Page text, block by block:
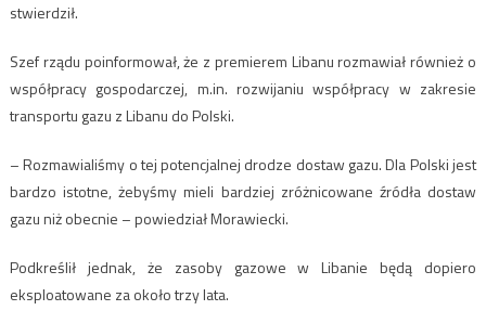
stwierdził.
Szef rządu poinformował, że z premierem Libanu rozmawiał również o
współpracy gospodarczej, m.in. rozwijaniu współpracy w zakresie
transportu gazu z Libanu do Polski.
– Rozmawialiśmy o tej potencjalnej drodze dostaw gazu. Dla Polski jest
bardzo istotne, żebyśmy mieli bardziej zróżnicowane źródła dostaw
gazu niż obecnie – powiedział Morawiecki.
Podkreślił jednak, że zasoby gazowe w Libanie będą dopiero
eksploatowane za około trzy lata.